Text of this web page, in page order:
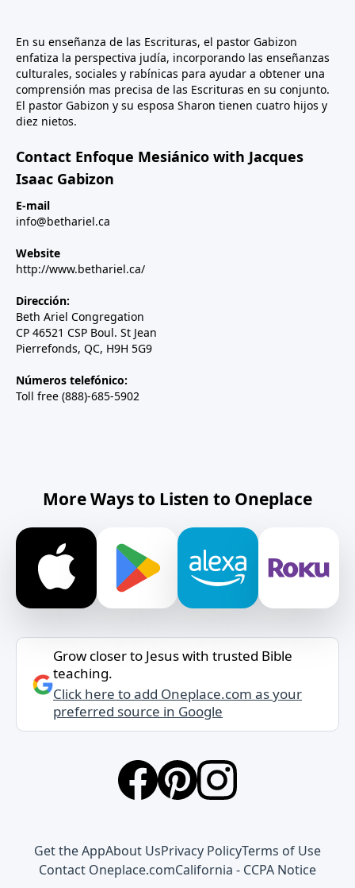
En su enseñanza de las Escrituras, el pastor Gabizon
enfatiza la perspectiva judía, incorporando las enseñanzas
culturales, sociales y rabínicas para ayudar a obtener una
comprensión mas precisa de las Escrituras en su conjunto.
El pastor Gabizon y su esposa Sharon tienen cuatro hijos y
diez nietos.
Contact Enfoque Mesiánico with Jacques
Isaac Gabizon
E-mail
info@bethariel.ca
Website
http://www.bethariel.ca/
Dirección:
Beth Ariel Congregation
CP 46521 CSP Boul. St Jean
Pierrefonds, QC, H9H 5G9
Números telefónico:
Toll free (888)-685-5902
More Ways to Listen to Oneplace
Grow closer to Jesus with trusted Bible
teaching.
Click here to add Oneplace.com as your
preferred source in Google
Get the AppAbout UsPrivacy PolicyTerms of Use
Contact Oneplace.comCalifornia - CCPA Notice